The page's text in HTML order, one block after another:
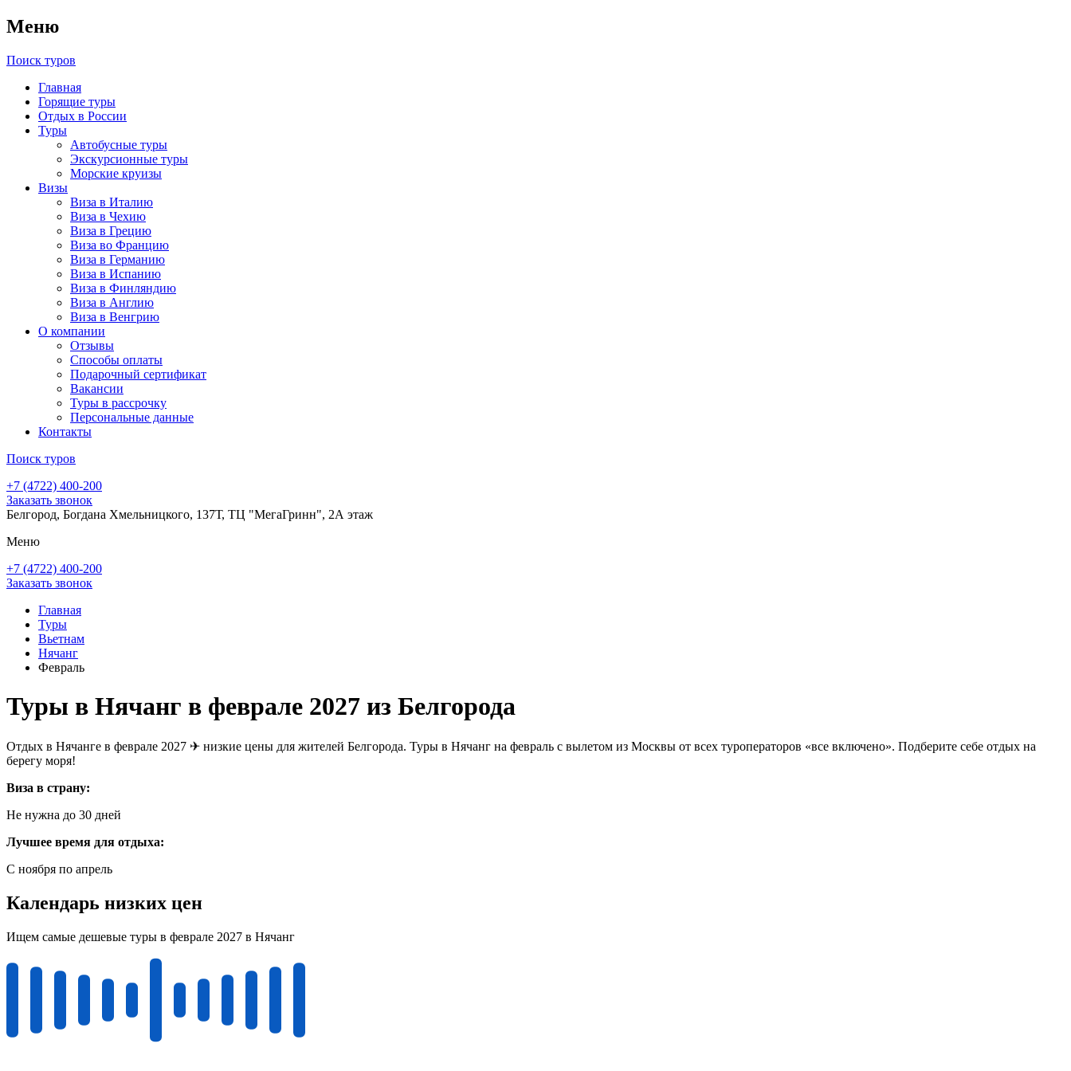
Меню
Поиск туров
Главная
Горящие туры
Отдых в России
Туры
Автобусные туры
Экскурсионные туры
Морские круизы
Визы
Виза в Италию
Виза в Чехию
Виза в Грецию
Виза во Францию
Виза в Германию
Виза в Испанию
Виза в Финляндию
Виза в Англию
Виза в Венгрию
О компании
Отзывы
Способы оплаты
Подарочный сертификат
Вакансии
Туры в рассрочку
Персональные данные
Контакты
Поиск туров
+7 (4722) 400-200
Заказать звонок
Белгород, Богдана Хмельницкого, 137Т, ТЦ "МегаГринн", 2А этаж
Меню
+7 (4722) 400-200
Заказать звонок
Главная
Туры
Вьетнам
Нячанг
Февраль
Туры в Нячанг в феврале 2027 из Белгорода
Отдых в Нячанге в феврале 2027 ✈ низкие цены для жителей Белгорода. Туры в Нячанг на февраль с вылетом из Москвы от всех туроператоров «все включено». Подберите себе отдых на
берегу моря!
Виза в страну:
Не нужна до 30 дней
Лучшее время для отдыха:
С ноября по апрель
Календарь низких цен
Ищем самые дешевые туры в феврале 2027 в Нячанг